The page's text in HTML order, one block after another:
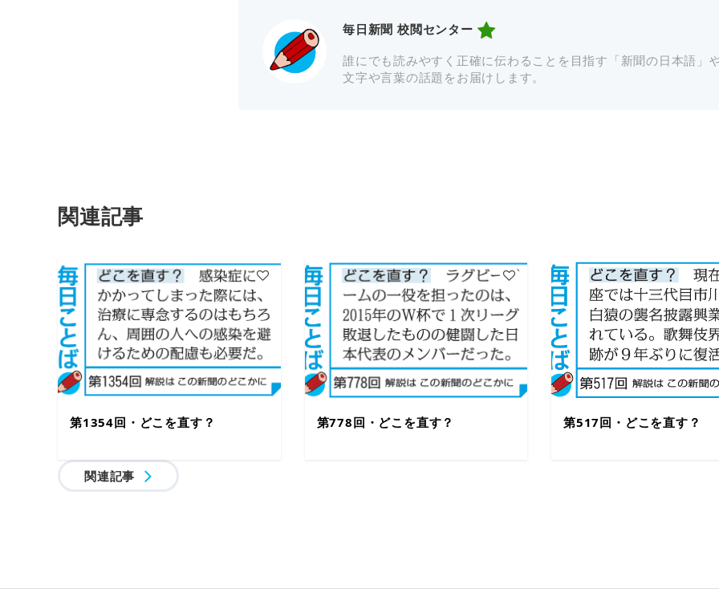
毎日新聞 校閲センター
誰にでも読みやすく正確に伝わることを目指す「新聞の日本語」
文字や言葉の話題をお届けします。
関連記事
第1354回・どこを直す？ 第778回・どこを直す？ 第517回・どこを直す？
関連記事